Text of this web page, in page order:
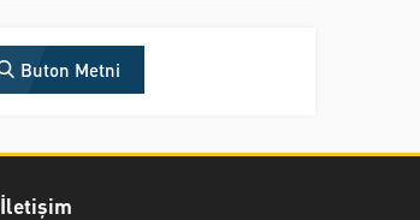
Buton Metni
İletişim